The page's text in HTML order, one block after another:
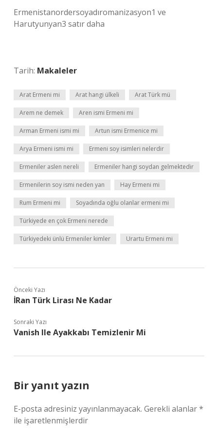
Ermenistanordersoyadıromanizasyon1 ve
Harutyunyan3 satır daha
Tarih: Makaleler
Arat Ermeni mi Arat hangi ülkeli Arat Türk mü
Arem ne demek Aren ismi Ermeni mi
Arman Ermeni ismi mi Artun ismi Ermenice mi
Arya Ermeni ismi mi Ermeni soy isimleri nelerdir
Ermeniler aslen nereli Ermeniler hangi soydan gelmektedir
Ermenilerin soy ismi neden yan Hay Ermeni mi
Rum Ermeni mi Soyadında oğlu olanlar ermeni mi
Türkiyede en çok Ermeni nerede
Türkiyedeki ünlü Ermeniler kimler Urartu Ermeni mi
Önceki Yazı
İRan Türk Lirası Ne Kadar
Sonraki Yazı
Vanish Ile Ayakkabı Temizlenir Mi
Bir yanıt yazın
E-posta adresiniz yayınlanmayacak. Gerekli alanlar*
ile işaretlenmişlerdir